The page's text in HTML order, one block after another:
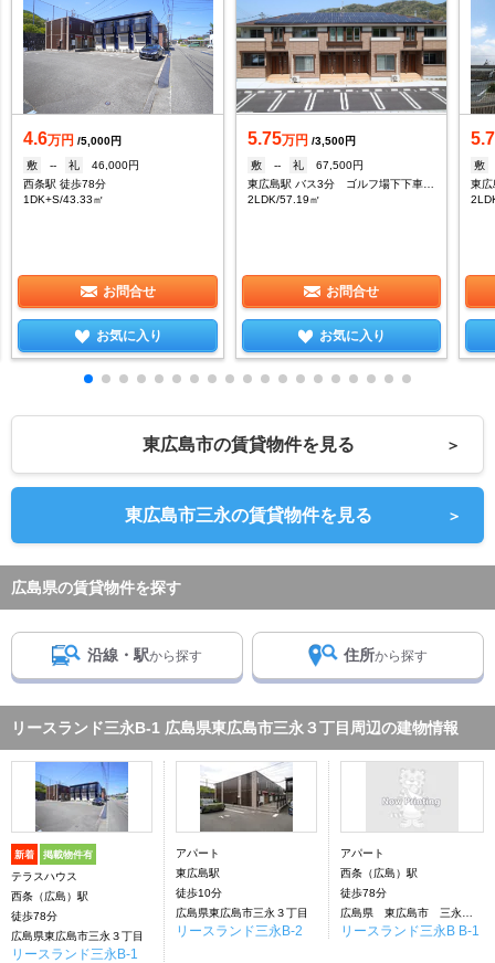
4.6万円 /5,000円
敷
-- 礼
46,000円
西条駅 徒歩78分
1DK+S/43.33㎡
お問合せ
お気に入り
5.75万円 /3,500円
敷
-- 礼
67,500円
東広島駅 バス3分 ゴルフ場下下車：停歩1分
2LDK/57.19㎡
お問合せ
お気に入り
5.7
敷
東
東広島市の賃貸物件を見る ＞
東広島市三永の賃貸物件を見る ＞
広島県の賃貸物件を探す
沿線・駅から探す 住所から探す
リースランド三永B-1 広島県東広島市三永３丁目周辺の建物情報
新着 掲載物件有
テラスハウス
西条（広島）駅
徒歩78分
広島県東広島市三永３丁目
リースランド三永B-1
アパート
東広島駅
徒歩10分
広島県東広島市三永３丁目
リースランド三永B-2
アパート
西条（広島）駅
徒歩78分
リースランド三永B B-1